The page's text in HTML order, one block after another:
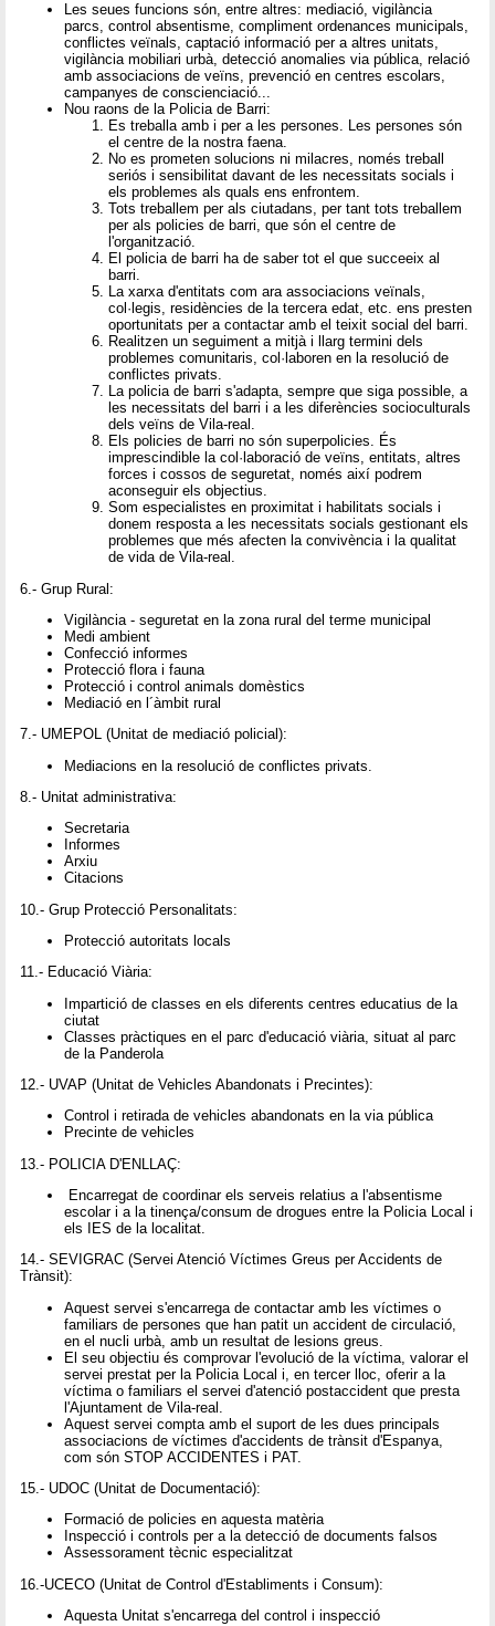
Les seues funcions són, entre altres: mediació, vigilància
parcs, control absentisme, compliment ordenances municipals,
conflictes veïnals, captació informació per a altres unitats,
vigilància mobiliari urbà, detecció anomalies via pública, relació
amb associacions de veïns, prevenció en centres escolars,
campanyes de conscienciació...
Nou raons de la Policia de Barri:
Es treballa amb i per a les persones. Les persones són
el centre de la nostra faena.
No es prometen solucions ni milacres, només treball
seriós i sensibilitat davant de les necessitats socials i
els problemes als quals ens enfrontem.
Tots treballem per als ciutadans, per tant tots treballem
per als policies de barri, que són el centre de
l'organització.
El policia de barri ha de saber tot el que succeeix al
barri.
La xarxa d'entitats com ara associacions veïnals,
col·legis, residències de la tercera edat, etc. ens presten
oportunitats per a contactar amb el teixit social del barri.
Realitzen un seguiment a mitjà i llarg termini dels
problemes comunitaris, col·laboren en la resolució de
conflictes privats.
La policia de barri s'adapta, sempre que siga possible, a
les necessitats del barri i a les diferències socioculturals
dels veïns de Vila-real.
Els policies de barri no són superpolicies. És
imprescindible la col·laboració de veïns, entitats, altres
forces i cossos de seguretat, només així podrem
aconseguir els objectius.
Som especialistes en proximitat i habilitats socials i
donem resposta a les necessitats socials gestionant els
problemes que més afecten la convivència i la qualitat
de vida de Vila-real.
6.- Grup Rural:
Vigilància - seguretat en la zona rural del terme municipal
Medi ambient
Confecció informes
Protecció flora i fauna
Protecció i control animals domèstics
Mediació en l´àmbit rural
7.- UMEPOL (Unitat de mediació policial):
Mediacions en la resolució de conflictes privats.
8.- Unitat administrativa:
Secretaria
Informes
Arxiu
Citacions
10.- Grup Protecció Personalitats:
Protecció autoritats locals
11.- Educació Viària:
Impartició de classes en els diferents centres educatius de la
ciutat
Classes pràctiques en el parc d'educació viària, situat al parc
de la Panderola
12.- UVAP (Unitat de Vehicles Abandonats i Precintes):
Control i retirada de vehicles abandonats en la via pública
Precinte de vehicles
13.- POLICIA D'ENLLAÇ:
Encarregat de coordinar els serveis relatius a l'absentisme
escolar i a la tinença/consum de drogues entre la Policia Local i
els IES de la localitat.
14.- SEVIGRAC (Servei Atenció Víctimes Greus per Accidents de
Trànsit):
Aquest servei s'encarrega de contactar amb les víctimes o
familiars de persones que han patit un accident de circulació,
en el nucli urbà, amb un resultat de lesions greus.
El seu objectiu és comprovar l'evolució de la víctima, valorar el
servei prestat per la Policia Local i, en tercer lloc, oferir a la
víctima o familiars el servei d'atenció postaccident que presta
l'Ajuntament de Vila-real.
Aquest servei compta amb el suport de les dues principals
associacions de víctimes d'accidents de trànsit d'Espanya,
com són STOP ACCIDENTES i PAT.
15.- UDOC (Unitat de Documentació):
Formació de policies en aquesta matèria
Inspecció i controls per a la detecció de documents falsos
Assessorament tècnic especialitzat
16.-UCECO (Unitat de Control d'Establiments i Consum):
Aquesta Unitat s'encarrega del control i inspecció